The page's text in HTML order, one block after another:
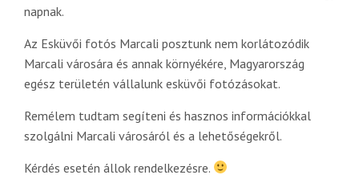
napnak.
Az Esküvői fotós Marcali posztunk nem korlátozódik
Marcali városára és annak környékére, Magyarország
egész területén vállalunk esküvői fotózásokat.
Remélem tudtam segíteni és hasznos információkkal
szolgálni Marcali városáról és a lehetőségekről.
Kérdés esetén állok rendelkezésre.